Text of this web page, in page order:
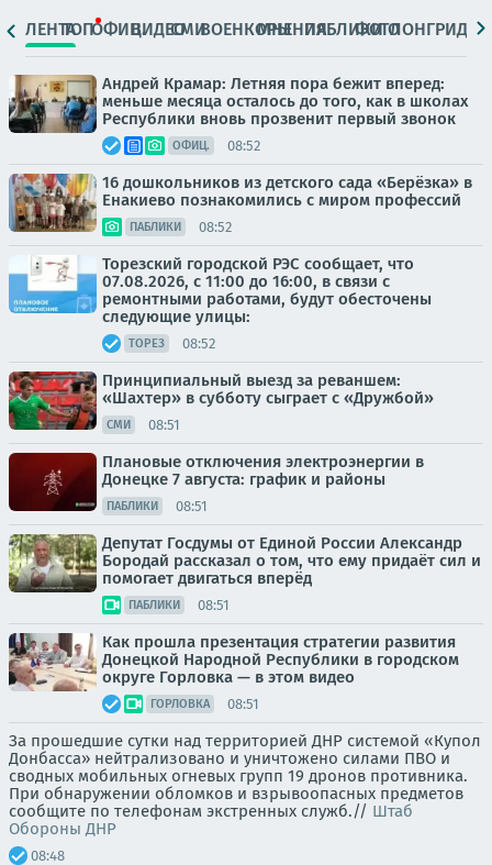
ЛЕНТАТОПОФИЦ.ВИДЕОСМИВОЕНКОРЫМНЕНИЯПАБЛИКИ
ФОТОЛОНГРИДЫ
Андрей Крамар: Летняя пора бежит вперед:
меньше месяца осталось до того, как в школах
Республики вновь прозвенит первый звонок
ОФИЦ. 08:52
16 дошкольников из детского сада «Берёзка» в
Енакиево познакомились с миром профессий
ПАБЛИКИ 08:52
Торезский городской РЭС сообщает, что
07.08.2026, с 11:00 до 16:00, в связи с
ремонтными работами, будут обесточены
следующие улицы:
ТОРЕЗ 08:52
Принципиальный выезд за реваншем:
«Шахтер» в субботу сыграет с «Дружбой»
СМИ 08:51
Плановые отключения электроэнергии в
Донецке 7 августа: график и районы
ПАБЛИКИ 08:51
Депутат Госдумы от Единой России Александр
Бородай рассказал о том, что ему придаёт сил и
помогает двигаться вперёд
ПАБЛИКИ 08:51
Как прошла презентация стратегии развития
Донецкой Народной Республики в городском
округе Горловка — в этом видео
ГОРЛОВКА 08:51
За прошедшие сутки над территорией ДНР системой «Купол
Донбасса» нейтрализовано и уничтожено силами ПВО и
сводных мобильных огневых групп 19 дронов противника.
При обнаружении обломков и взрывоопасных предметов
сообщите по телефонам экстренных служб.// Штаб
Обороны ДНР
08:48